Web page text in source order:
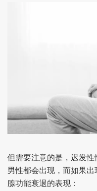
但需要注意的是，迟发
男性都会出现，而如果
腺功能衰退的表现：